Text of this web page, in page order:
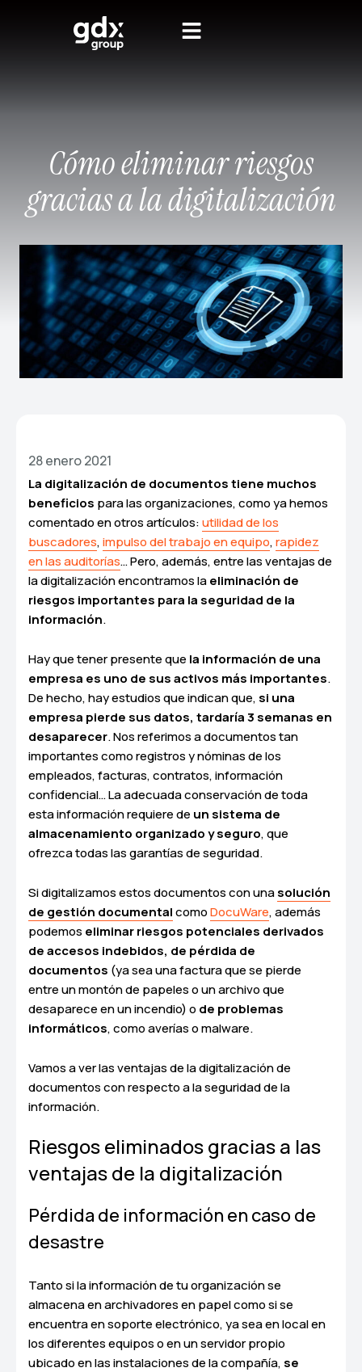
Cómo eliminar riesgos
gracias a la digitalización
28 enero 2021
La digitalización de documentos tiene muchos
beneficios para las organizaciones, como ya hemos
comentado en otros artículos:utilidad de los
buscadores,impulso del trabajo en equipo,rapidez
en las auditorías… Pero, además, entre las ventajas de
la digitalización encontramos laeliminación de
riesgos importantes para la seguridad de la
información.
Hay que tener presente que la información de una
empresa es uno de sus activos más importantes.
De hecho, hay estudios que indican que, si una
empresa pierde sus datos, tardaría 3 semanas en
desaparecer. Nos referimos a documentos tan
importantes como registros y nóminas de los
empleados, facturas, contratos, información
confidencial… La adecuada conservación de toda
esta información requiere de un sistema de
almacenamiento organizado y seguro, que
ofrezca todas las garantías de seguridad.
Si digitalizamos estos documentos con unasolución
de gestión documentalcomoDocuWare, además
podemos eliminar riesgos potenciales derivados
de accesos indebidos, de pérdida de
documentos (ya sea una factura que se pierde
entre un montón de papeles o un archivo que
desaparece en un incendio) o de problemas
informáticos, como averías o malware.
Vamos a ver las ventajas de la digitalización de
documentos con respecto a la seguridad de la
información.
Riesgos eliminados gracias a las
ventajas de la digitalización
Pérdida de información en caso de
desastre
Tanto si la información de tu organización se
almacena en archivadores en papel como si se
encuentra en soporte electrónico, ya sea en local en
los diferentes equipos o en un servidor propio
ubicado en las instalaciones de la compañía, se